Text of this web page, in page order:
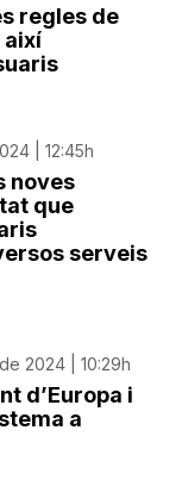
regles de
així
| 12:45h
noves
que
serveis
2024 | 10:29h
d’Europa i
a